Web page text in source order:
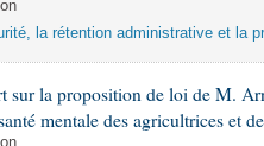
la rétention administrative et la
sur la proposition de loi de M.
mentale des agricultrices et